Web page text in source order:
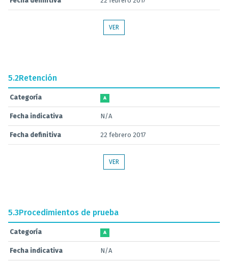
VER
5.2Retención
Categoría A
Fecha indicativa N/A
Fecha definitiva 22 febrero 2017
VER
5.3Procedimientos de prueba
Categoría A
Fecha indicativa N/A